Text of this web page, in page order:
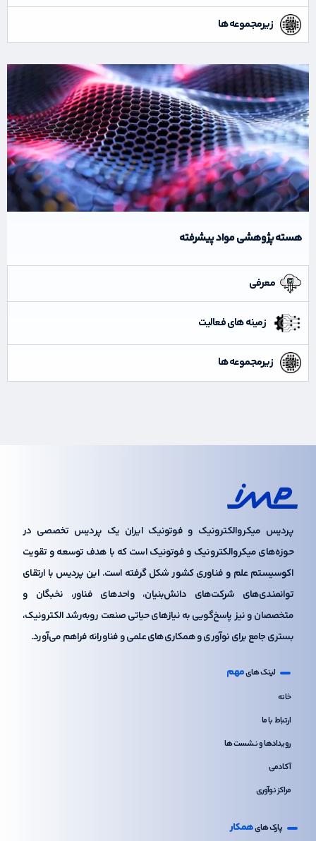
زیرمجموعه ها
هسته پژوهشی مواد پیشرفته
معرفی
زمینه های فعالیت
زیرمجموعه ها
پردیس میکروالکترونیک و فوتونیک ایران یک پردیس تخصصی در
حوزه‌های میکروالکترونیک و فوتونیک است که با هدف توسعه و تقویت
اکوسیستم علم و فناوری کشور شکل گرفته است. این پردیس با ارتقای
توانمندی‌های شرکت‌های دانش‌بنیان، واحدهای فناور، نخبگان و
متخصصان و نیز پاسخ‌گویی به نیازهای حیاتی صنعت رو‌به‌رشد الکترونیک،
بستری جامع برای نوآوری و همکاری‌های علمی و فناورانه فراهم می‌آورد.
لینک هایمهم
خانه
ارتباط با ما
رویدادها و نشست ها
آکادمی
مراکز نوآوری
پارک هایهمکار